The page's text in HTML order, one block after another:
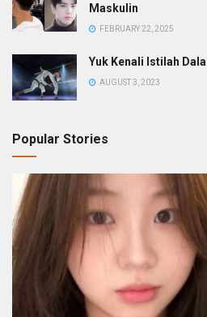
Maskulin
FEBRUARY 22, 2025
Yuk Kenali Istilah
AUGUST 3, 2023
Popular Stories